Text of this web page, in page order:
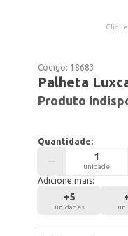
Clique
Código: 18683
Palheta
Produto
Quantidade:
unidade
Adicione mais:
+5
unidades